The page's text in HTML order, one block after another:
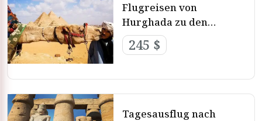
Flugreisen von
Hurghada zu den
Pyramiden
245 $
Tagesausflug nach